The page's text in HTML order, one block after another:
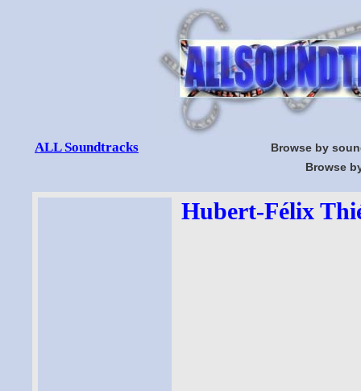
ALL Soundtracks
Browse by
Browse
Hubert-Félix